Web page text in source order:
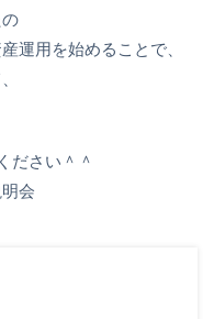
運用を始めることで、
ださい＾＾
会